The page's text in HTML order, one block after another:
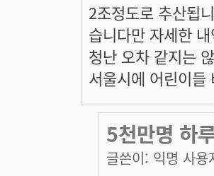
2조정도로 추산됩
습니다만 자세한
청난 오차 같지는
서울시에 어린이
5천만명 하
글쓴이: 익명 사용